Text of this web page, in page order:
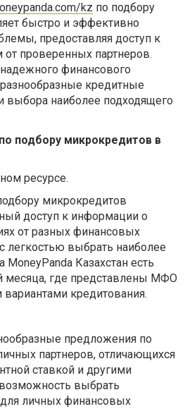
kz по подбору
быстро и эффективно
предоставляя доступ к
проверенных партнеров.
финансового
кредитные
выбора наиболее подходящего
подбору микрокредитов в
ресурсе.
микрокредитов
доступ к информации о
от разных финансовых
легкостью выбрать наиболее
Казахстан есть
месяца, где представлены МФО
кредитования.
предложения по
партнеров, отличающихся
ставкой и другими
выбрать
личных финансовых